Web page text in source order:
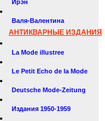
Ирэн
Валя-Валентина
АНТИКВАРНЫЕ ИЗДАНИЯ
La Mode illustree
Le Petit Echo de la Mode
Deutsche Mode-Zeitung
Издания 1950-1959